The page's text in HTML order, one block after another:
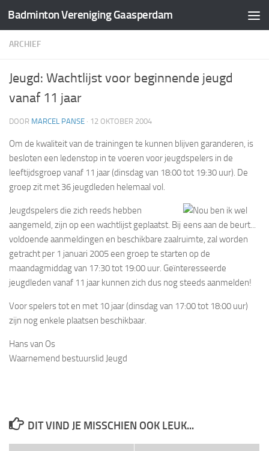
Doorgaan naar inhoud
Badminton Vereniging Gaasperdam
ARCHIEF
Jeugd: Wachtlijst voor beginnende jeugd
vanaf 11 jaar
DOOR MARCEL PANSE · 12 OKTOBER 2004
Om de kwaliteit van de trainingen te kunnen blijven garanderen, is
besloten een ledenstop in te voeren voor jeugdspelers in de
leeftijdsgroep vanaf 11 jaar (dinsdag van 18:00 tot 19:30 uur). De
groep zit met 36 jeugdleden helemaal vol.
Jeugdspelers die zich reeds hebben
aangemeld, zijn op een wachtlijst geplaatst. Bij
voldoende aanmeldingen en beschikbare zaalruimte, zal worden
getracht per 1 januari 2005 een groep te starten op de
maandagmiddag van 17:30 tot 19:00 uur. Geïnteresseerde
jeugdleden vanaf 11 jaar kunnen zich dus nog steeds aanmelden!
Voor spelers tot en met 10 jaar (dinsdag van 17:00 tot 18:00 uur)
zijn nog enkele plaatsen beschikbaar.
Hans van Os
Waarnemend bestuurslid Jeugd
DIT VIND JE MISSCHIEN OOK LEUK...